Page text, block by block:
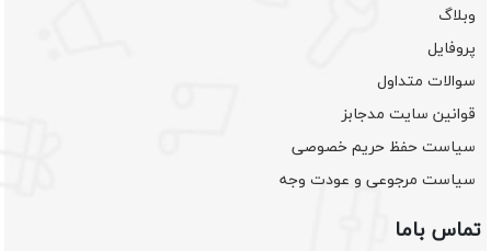
وبلاگ
پروفایل
سوالات متداول
قوانین سایت مدجابز
سیاست حفظ حریم خصوصی
سیاست مرجوعی و عودت وجه
تماس باما